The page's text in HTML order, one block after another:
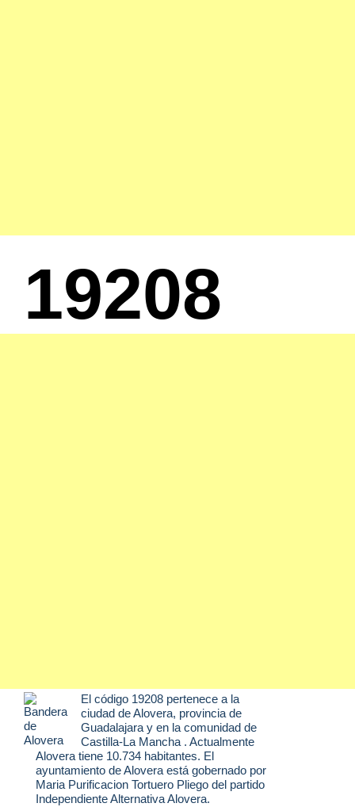
19208
El código 19208 pertenece a la
ciudad deAlovera, provincia de
Guadalajara y en la comunidad de
Castilla-La Mancha . Actualmente
Alovera tiene 10.734 habitantes. El
ayuntamiento de Alovera está gobernado por
Maria Purificacion Tortuero Pliego del partido
Independiente Alternativa Alovera.